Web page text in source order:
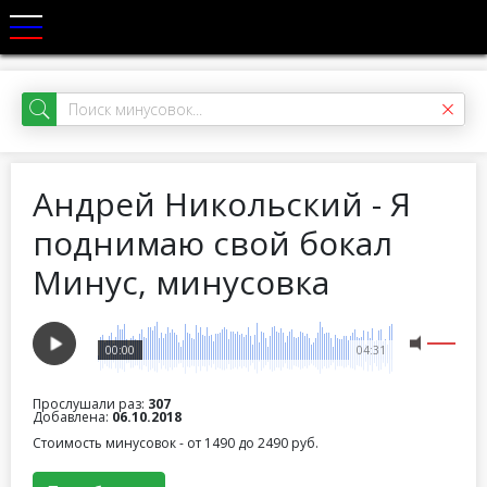
Андрей Никольский - Я
поднимаю свой бокал
Минус, минусовка
04:31
00:00
Прослушали раз: 307
Добавлена: 06.10.2018
Стоимость минусовок - от 1490 до 2490 руб.